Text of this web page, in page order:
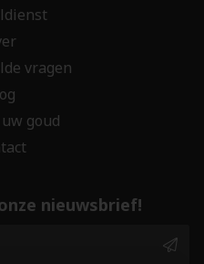
vragen
goud
nieuwsbrief!